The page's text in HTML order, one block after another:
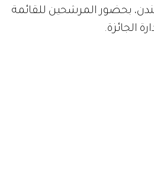
بحضور المرشحين للقائمة
الجائزة.